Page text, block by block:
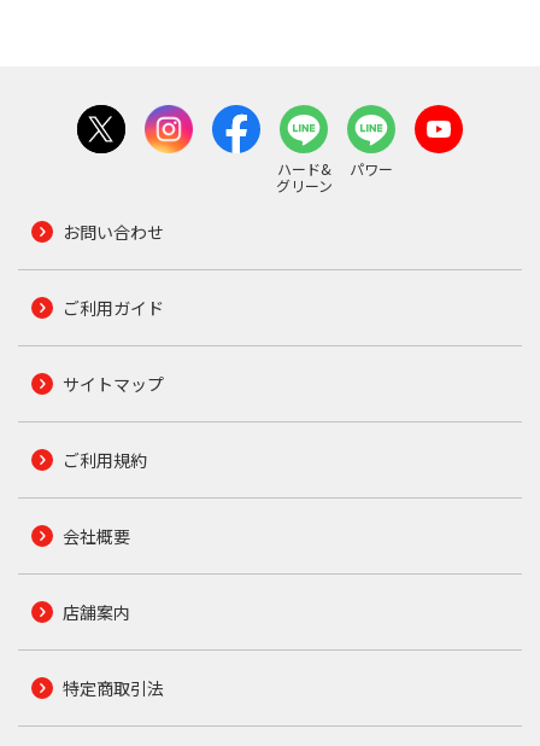
ハード&
グリーン
パワー
お問い合わせ
ご利用ガイド
サイトマップ
ご利用規約
会社概要
店舗案内
特定商取引法